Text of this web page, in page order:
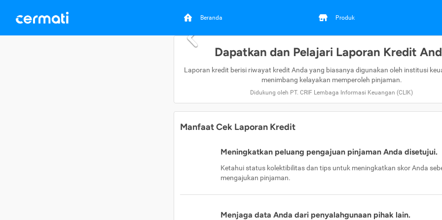
Beranda Produk
Dapatkan dan Pelajari Laporan Kredit
Laporan kredit berisi riwayat kredit Anda yang biasanya digunakan oleh institusi
menimbang kelayakan memperoleh pinjaman.
Didukung oleh PT. CRIF Lembaga Informasi Keuangan (CLIK)
Manfaat Cek Laporan Kredit
Meningkatkan peluang pengajuan pinjaman Anda disetujui.
Ketahui status kolektibilitas dan tips untuk meningkatkan skor Anda
mengajukan pinjaman.
Menjaga data Anda dari penyalahgunaan pihak lain.